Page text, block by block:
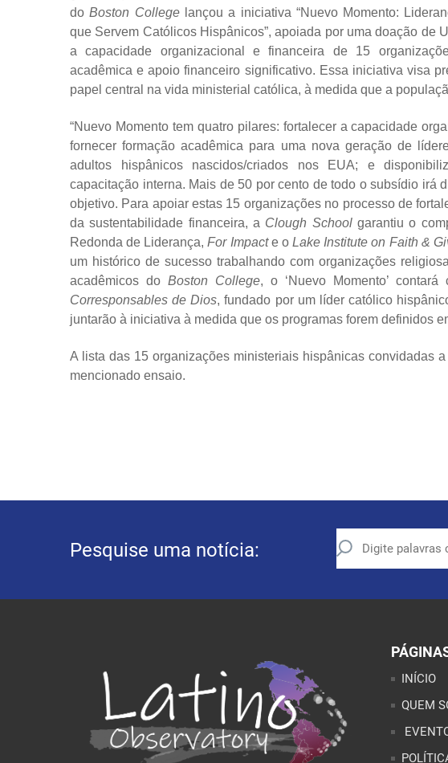
doBoston Collegelançou a iniciativa “Nuevo Momento:
que Servem Católicos Hispânicos”, apoiada por uma doação de
a capacidade organizacional e financeira de 15
acadêmica e apoio financeiro significativo. Essa iniciativa visa
papel central na vida ministerial católica, à medida que a
“Nuevo Momento tem quatro pilares: fortalecer a capacidade
fornecer formação acadêmica para uma nova geração de
adultos hispânicos nascidos/criados nos EUA; e
capacitação interna. Mais de 50 por cento de todo o subsídio irá
objetivo. Para apoiar estas 15 organizações no processo de
da sustentabilidade financeira, a Clough Schoolgarantiu o
Redonda de Liderança,For Impacte oLake Institute on Faith &
um histórico de sucesso trabalhando com organizações
acadêmicos do Boston College, o ‘Nuevo Momento’
Corresponsables de Dios, fundado por um líder católico
juntarão à iniciativa à medida que os programas forem definidos
A lista das 15 organizações ministeriais hispânicas convidadas
mencionado ensaio.
Pesquise uma notícia:
INÍCIO
QUEM